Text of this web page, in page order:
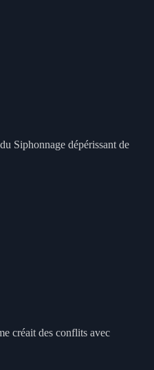
Siphonnage dépérissant de
créait des conflits avec